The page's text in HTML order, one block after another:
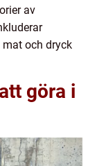
av
mat och dryck
göra i